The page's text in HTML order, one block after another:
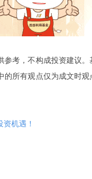
参考，不构成投资建议
的所有观点仅为成文时
机遇！